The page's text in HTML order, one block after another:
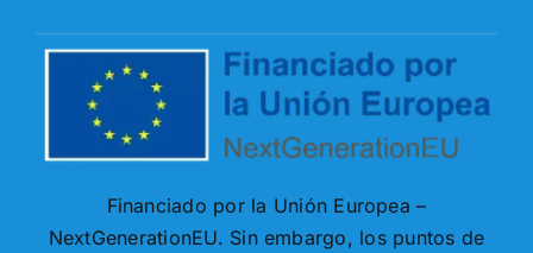
Financiado por la Unión Europea –
NextGenerationEU. Sin embargo, los puntos de